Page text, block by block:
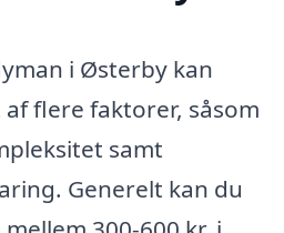
i Østerby kan
flere faktorer, såsom
samt
Generelt kan du